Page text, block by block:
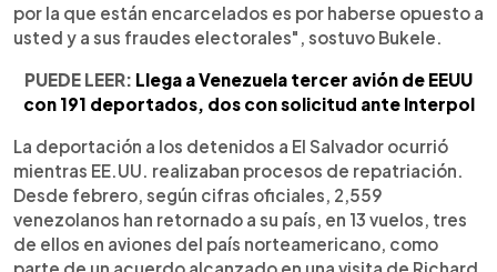
por la que están encarcelados es por haberse opuesto a
usted y a sus fraudes electorales", sostuvo Bukele.
PUEDE LEER: Llega a Venezuela tercer avión de EEUU
con 191 deportados, dos con solicitud ante Interpol
La deportación a los detenidos a El Salvador ocurrió
mientras EE.UU. realizaban procesos de repatriación.
Desde febrero, según cifras oficiales, 2,559
venezolanos han retornado a su país, en 13 vuelos, tres
de ellos en aviones del país norteamericano, como
parte de un acuerdo alcanzado en una visita de Richard